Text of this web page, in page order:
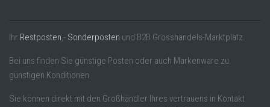
Ihr Restposten,- Sonderposten und B2B Grosshandels-Marktplatz.
Bei uns finden Sie günstige Posten oder auch Markenware zu
günstigen Konditionen.
Sie können direkt mit den Großhändler Ihres vertrauens in Kontakt